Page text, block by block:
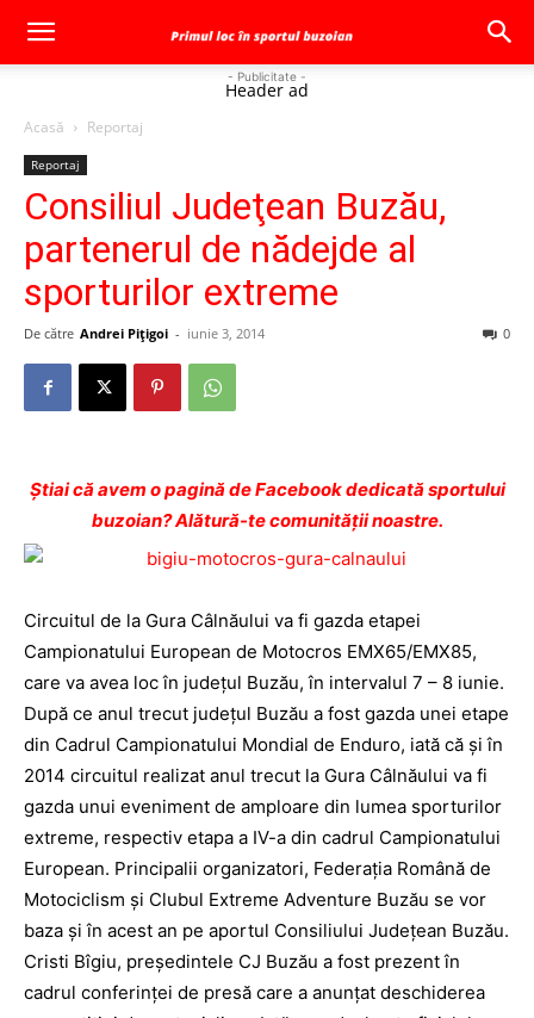
- Publicitate -
Header ad
Acasă Reportaj
Reportaj
Consiliul Judeţean Buzău,
partenerul de nădejde al
sporturilor extreme
De către Andrei Pițigoi - iunie 3, 2014 0
Ştiai că avem o pagină de Facebook dedicată sportului
buzoian? Alătură-te comunității noastre.
Circuitul de la Gura Câlnăului va fi gazda etapei
Campionatului European de Motocros EMX65/EMX85,
care va avea loc în judeţul Buzău, în intervalul 7 – 8 iunie.
După ce anul trecut judeţul Buzău a fost gazda unei etape
din Cadrul Campionatului Mondial de Enduro, iată că şi în
2014 circuitul realizat anul trecut la Gura Câlnăului va fi
gazda unui eveniment de amploare din lumea sporturilor
extreme, respectiv etapa a IV-a din cadrul Campionatului
European. Principalii organizatori, Federaţia Română de
Motociclism şi Clubul Extreme Adventure Buzău se vor
baza şi în acest an pe aportul Consiliului Judeţean Buzău.
Cristi Bîgiu, preşedintele CJ Buzău a fost prezent în
cadrul conferinţei de presă care a anunţat deschiderea